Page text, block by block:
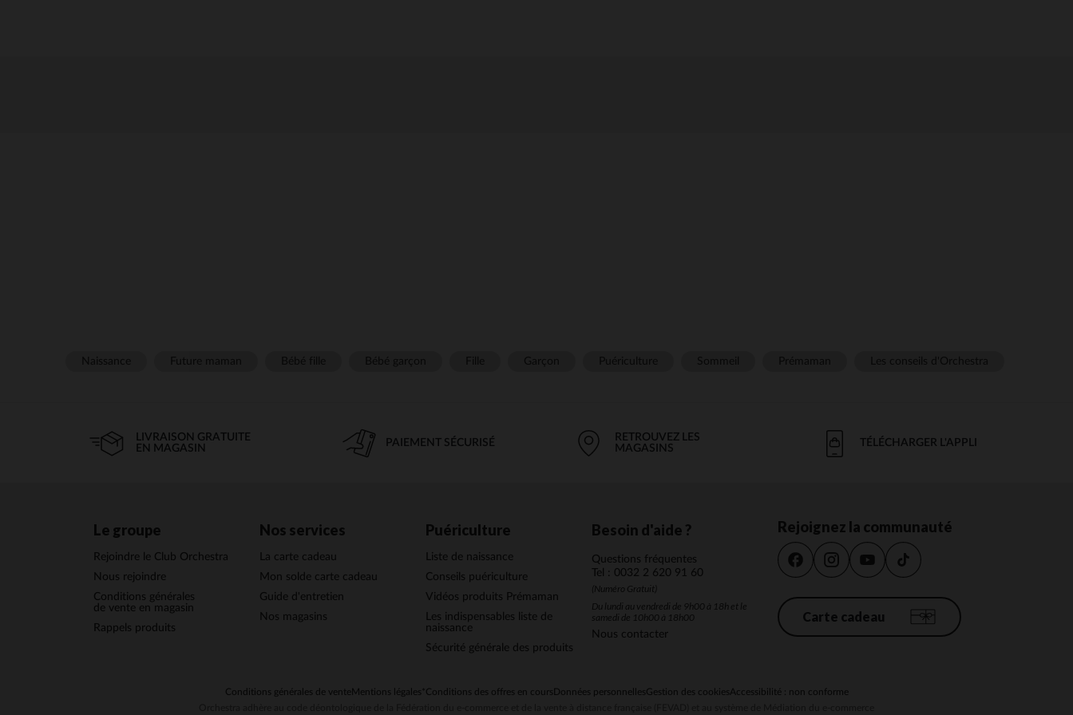
LIVRAISON GRATUITE
EN MAGASIN
PAIEMENT SÉCURISÉ
RETROUVEZ LES
MAGASINS
TÉLÉCHARGER L'APPLI
Le groupe
Rejoindre le Club Orchestra
Nous rejoindre
Conditions générales
de vente en magasin
Rappels produits
Nos services
La carte cadeau
Mon solde carte cadeau
Guide d'entretien
Nos magasins
Puériculture
Liste de naissance
Conseils puériculture
Vidéos produits Prémaman
Les indispensables liste de
naissance
Sécurité générale des produits
Besoin d'aide ?
Questions fréquentes
Tel : 0032 2 620 91 60
(Numéro Gratuit)
Du lundi au vendredi de 9h00 à 18h et le
samedi de 10h00 à 18h00
Nous contacter
Rejoignez la communauté
Carte cadeau
Conditions générales de venteMentions légales *Conditions des offres en cours Données personnellesGestion des cookiesAccessibilité : non conforme